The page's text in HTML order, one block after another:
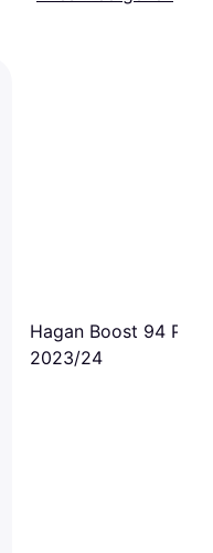
Hagan Boost 94 Pow
2023/24